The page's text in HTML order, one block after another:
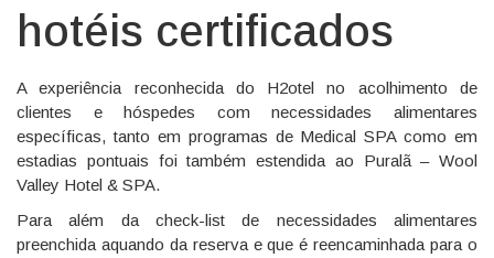
hotéis certificados
A experiência reconhecida do H2otel no acolhimento de
clientes e hóspedes com necessidades alimentares
específicas, tanto em programas de Medical SPA como em
estadias pontuais foi também estendida ao Puralã – Wool
Valley Hotel & SPA.
Para além da check-list de necessidades alimentares
preenchida aquando da reserva e que é reencaminhada para o